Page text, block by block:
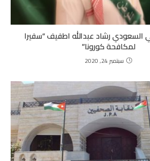
السعودي رشاد عبدالله اطفيف “سفيرا
لمكافحة كورونا”
سبتمبر 24, 2020